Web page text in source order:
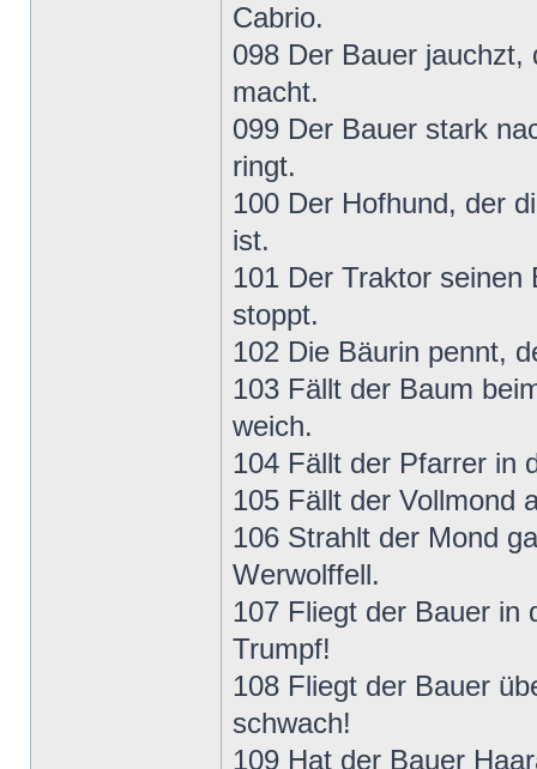
Cabrio.
098 Der Bauer jauchzt,
macht.
099 Der Bauer stark
ringt.
100 Der Hofhund, der
ist.
101 Der Traktor
stoppt.
102 Die Bäurin pennt,
103 Fällt der Baum
weich.
104 Fällt der Pfarrer in
105 Fällt der Vollmond
106 Strahlt der Mond
Werwolffell.
107 Fliegt der Bauer in
Trumpf!
108 Fliegt der Bauer
schwach!
109 Hat der Bauer